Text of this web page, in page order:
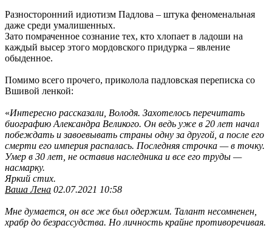
Разносторонний идиотизм Падлова – штука феноменальная
даже среди умалишенных.
Зато помраченное сознание тех, кто хлопает в ладоши на
каждый высер этого мордовского придурка – явление
обыденное.
Помимо всего прочего, приколола падловская переписка со
Вшивой ленкой:
«Интересно рассказали, Володя. Захотелось перечитать
биографию Александра Великого. Он ведь уже в 20 лет начал
побеждать и завоевывать страны одну за другой, а после его
смерти его империя распалась. Последняя строчка — в точку.
Умер в 30 лет, не оставив наследника и все его труды —
насмарку.
Яркий стих.
Ваша Лена 02.07.2021 10:58
Мне думается, он все же был одержим. Талант несомненен,
храбр до безрассудства. Но личность крайне противоречивая.